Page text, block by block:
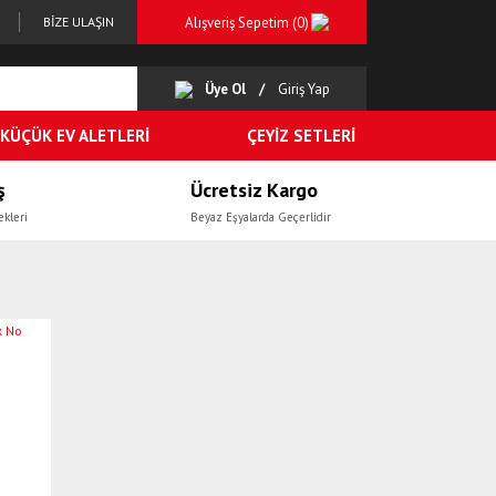
BİZE ULAŞIN Alışveriş Sepetim (0)
Üye Ol Giriş Yap
KÜÇÜK EV ALETLERİ ÇEYİZ SETLERİ
Ücretsiz Kargo
Beyaz Eşyalarda Geçerlidir